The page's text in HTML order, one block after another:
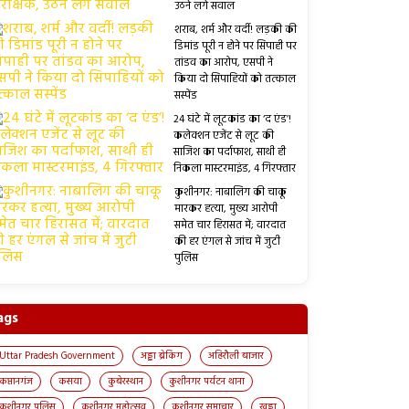
उठने लगे सवाल
शराब, शर्म और वर्दी! लड़की की
डिमांड पूरी न होने पर सिपाही पर
तांडव का आरोप, एसपी ने
किया दो सिपाहियों को तत्काल
सस्पेंड
24 घंटे में लूटकांड का ‘द एंड’!
कलेक्शन एजेंट से लूट की
साजिश का पर्दाफाश, साथी ही
निकला मास्टरमाइंड, 4 गिरफ्तार
कुशीनगर: नाबालिग की चाकू
मारकर हत्या, मुख्य आरोपी
समेत चार हिरासत में; वारदात
की हर एंगल से जांच में जुटी
पुलिस
Uttar Pradesh Government अड्डा ब्रेकिंग
अहिरौली बाजार
कप्तानगंज
कसया कुबेरस्थान
कुशीनगर पर्यटन थाना